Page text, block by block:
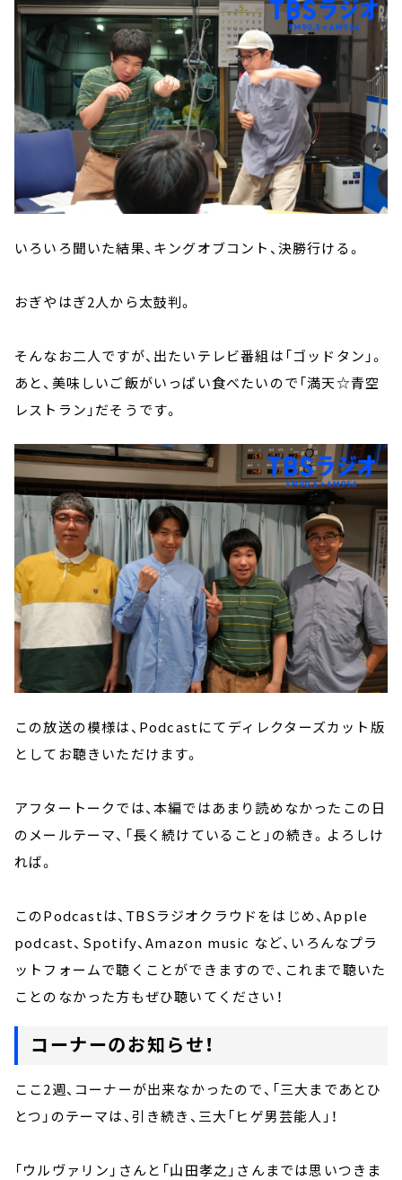
いろいろ聞いた結果、キングオブコント、決勝行ける。
おぎやはぎ2人から太鼓判。
そんなお二人ですが、出たいテレビ番組は「ゴッドタン」。
あと、美味しいご飯がいっぱい食べたいので「満天☆青空
レストラン」だそうです。
この放送の模様は、Podcastにてディレクターズカット版
としてお聴きいただけます。
アフタートークでは、本編ではあまり読めなかったこの日
のメールテーマ、「長く続けていること」の続き。よろしけ
れば。
このPodcastは、 TBSラジオクラウドをはじめ、Apple
podcast、Spotify、Amazon music など、いろんなプラ
ットフォームで聴くことができますので、これまで聴いた
ことのなかった方もぜひ聴いてください！
コーナーのお知らせ！
ここ2週、コーナーが出来なかったので、「三大まであとひ
とつ」のテーマは、引き続き、三大「ヒゲ男芸能人」！
「ウルヴァリン」さんと「山田孝之」さんまでは思いつきま